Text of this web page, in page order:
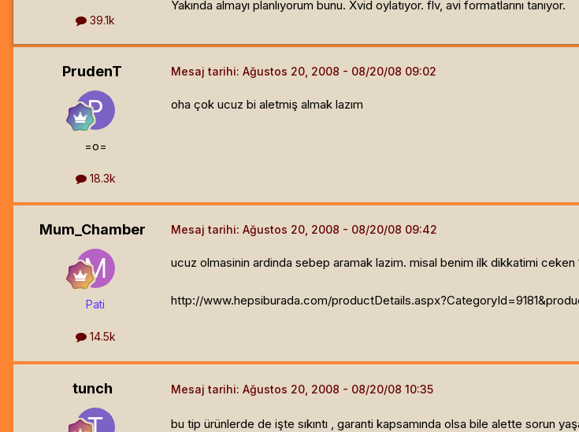
39.1k
Yakında almayı planlıyorum bunu. Xvid oylatıyor. flv, avi formatlarını tanıyor.
PrudenT
=o=
18.3k
Mesaj tarihi: Ağustos 20, 2008
oha çok ucuz bi aletmiş almak lazım
Mum_Chamber
Pati
14.5k
Mesaj tarihi: Ağustos 20, 2008
ucuz olmasinin ardinda sebep aramak lazim. misal benim ilk dikkatimi ceken
http://www.hepsiburada.com/
tunch Mesaj tarihi: Ağustos 20, 2008
bu tip ürünlerde de işte sıkıntı , garanti kapsamında olsa bile alette sorun